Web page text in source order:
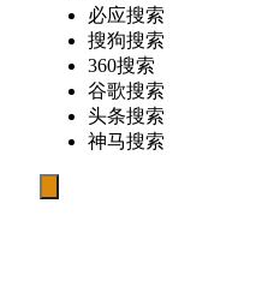
必应搜索
搜狗搜索
360搜索
谷歌搜索
头条搜索
神马搜索
搜